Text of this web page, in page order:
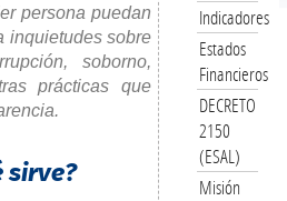
persona puedan
inquietudes sobre
soborno,
prácticas que
sirve?
Indicadores
Estados
Financieros
DECRETO
2150
(ESAL)
Misión